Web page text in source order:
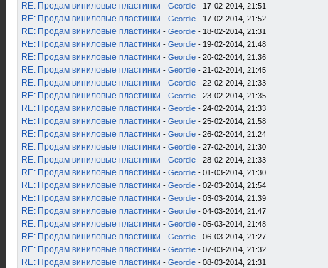
RE: Продам виниловые пластинки - Geordie - 17-02-2014, 21:51
RE: Продам виниловые пластинки - Geordie - 17-02-2014, 21:52
RE: Продам виниловые пластинки - Geordie - 18-02-2014, 21:31
RE: Продам виниловые пластинки - Geordie - 19-02-2014, 21:48
RE: Продам виниловые пластинки - Geordie - 20-02-2014, 21:36
RE: Продам виниловые пластинки - Geordie - 21-02-2014, 21:45
RE: Продам виниловые пластинки - Geordie - 22-02-2014, 21:33
RE: Продам виниловые пластинки - Geordie - 23-02-2014, 21:35
RE: Продам виниловые пластинки - Geordie - 24-02-2014, 21:33
RE: Продам виниловые пластинки - Geordie - 25-02-2014, 21:58
RE: Продам виниловые пластинки - Geordie - 26-02-2014, 21:24
RE: Продам виниловые пластинки - Geordie - 27-02-2014, 21:30
RE: Продам виниловые пластинки - Geordie - 28-02-2014, 21:33
RE: Продам виниловые пластинки - Geordie - 01-03-2014, 21:30
RE: Продам виниловые пластинки - Geordie - 02-03-2014, 21:54
RE: Продам виниловые пластинки - Geordie - 03-03-2014, 21:39
RE: Продам виниловые пластинки - Geordie - 04-03-2014, 21:47
RE: Продам виниловые пластинки - Geordie - 05-03-2014, 21:48
RE: Продам виниловые пластинки - Geordie - 06-03-2014, 21:27
RE: Продам виниловые пластинки - Geordie - 07-03-2014, 21:32
RE: Продам виниловые пластинки - Geordie - 08-03-2014, 21:31